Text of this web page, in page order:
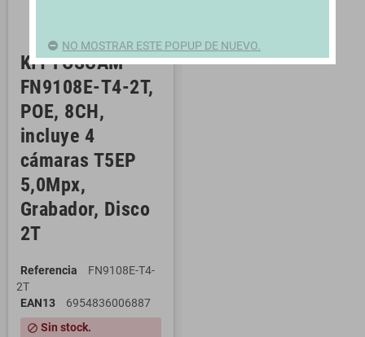
KIT FOSCAM
FN9108E-T4-2T,
POE, 8CH,
incluye 4
cámaras T5EP
5,0Mpx,
Grabador, Disco
2T
Referencia
FN9108E-T4-
2T
EAN13
6954836006887
block Sin stock.
NO MOSTRAR ESTE POPUP DE NUEVO.